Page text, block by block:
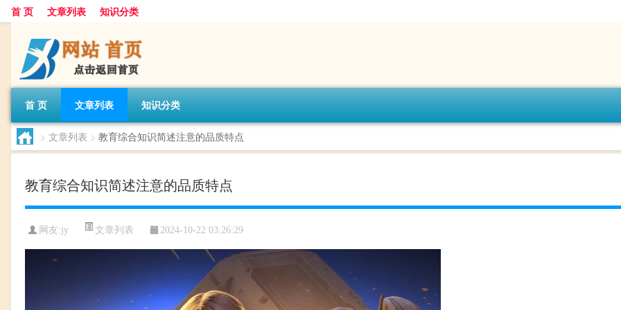
首 页 文章列表 知识分类
首 页 文章列表 知识分类
> 文章列表 > 教育综合知识简述注意的品质特点
教育综合知识简述注意的品质特点
网友:jy 文章列表 2024-10-22 03:26:29